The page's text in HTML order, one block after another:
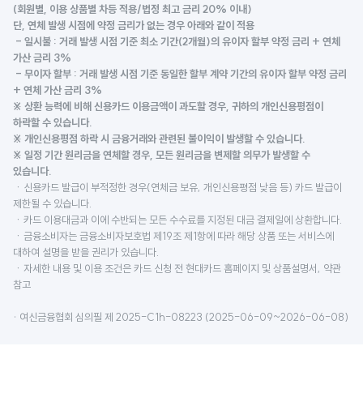
(회원별, 이용 상품별 차등 적용/법정 최고 금리 20% 이내)
단, 연체 발생 시점에 약정 금리가 없는 경우 아래와 같이 적용
- 일시불 : 거래 발생 시점 기준 최소 기간(2개월)의 유이자 할부 약정 금리 + 연체
가산 금리 3%
- 무이자 할부 : 거래 발생 시점 기준 동일한 할부 계약 기간의 유이자 할부 약정 금리
+ 연체 가산 금리 3%
※ 상환 능력에 비해 신용카드 이용금액이 과도할 경우, 귀하의 개인신용평점이
하락할 수 있습니다.
※ 개인신용평점 하락 시 금융거래와 관련된 불이익이 발생할 수 있습니다.
※ 일정 기간 원리금을 연체할 경우, 모든 원리금을 변제할 의무가 발생할 수
있습니다.
ㆍ신용카드 발급이 부적정한 경우(연체금 보유, 개인신용평점 낮음 등) 카드 발급이
제한될 수 있습니다.
ㆍ카드 이용대금과 이에 수반되는 모든 수수료를 지정된 대금 결제일에 상환합니다.
ㆍ금융소비자는 금융소비자보호법 제19조 제1항에 따라 해당 상품 또는 서비스에
대하여 설명을 받을 권리가 있습니다.
ㆍ자세한 내용 및 이용 조건은 카드 신청 전 현대카드 홈페이지 및 상품설명서, 약관
참고
· 여신금융협회 심의필 제 2025-C1h-08223 (2025-06-09~2026-06-08)